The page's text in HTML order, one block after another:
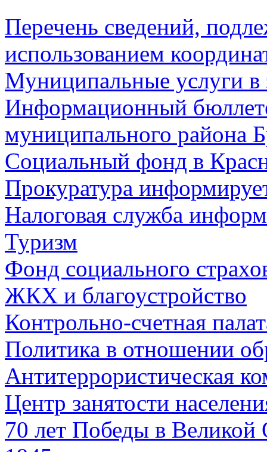
Перечень сведений,
использованием
Муниципальные услуги в
Информационный
муниципального района
Социальный фонд в
Прокуратура
Налоговая служба
Туризм
Фонд социального
ЖКХ и благоустройство
Контрольно-счетная
Политика в отношении
Антитеррористическая
Центр занятости
70 лет Победы в Великой